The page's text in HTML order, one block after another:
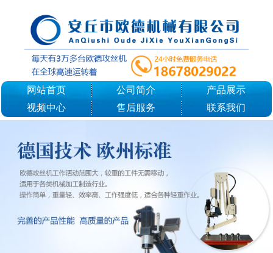
网站首页 公司简介
产品展示
视频中心
售后服务 联系我们